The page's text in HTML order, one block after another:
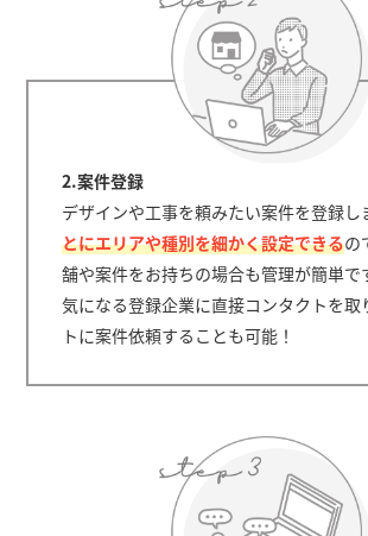
2.案件登録
デザインや工事を頼みたい案件を登録
とにエリアや種別を細かく設定できるの
舗や案件をお持ちの場合も管理が簡単で
気になる登録企業に直接コンタクトを取
トに案件依頼することも可能！